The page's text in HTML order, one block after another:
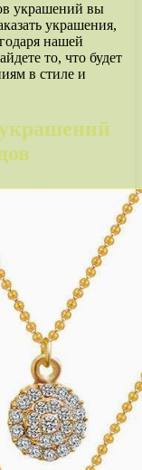
украшений вы
украшения,
нашей
то, что будет
в стиле и